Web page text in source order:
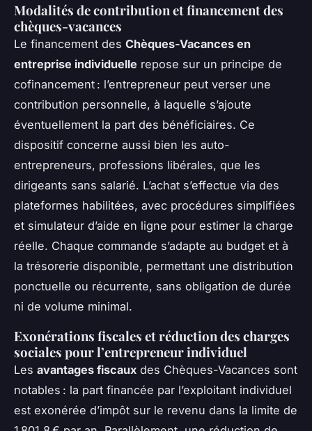
Modalités de contribution et financement des
chèques-vacances
Le financement des Chèques-Vacances en
entreprise individuelle repose sur un principe de
cofinancement : l’entrepreneur peut verser une
contribution personnelle, à laquelle s’ajoute
éventuellement la part des bénéficiaires. Ce
dispositif concerne aussi bien les auto-
entrepreneurs, professions libérales, que les
dirigeants sans salarié. L’achat s’effectue via des
plateformes habilitées, avec procédures simplifiées
et simulateur d’aide en ligne pour estimer la charge
réelle. Chaque commande s’adapte au budget et à
la trésorerie disponible, permettant une distribution
ponctuelle ou récurrente, sans obligation de durée
ni de volume minimal.
Exonérations fiscales et réduction des charges
sociales pour l’entrepreneur individuel
Les avantages fiscaux des Chèques-Vacances sont
notables : la part financée par l’exploitant individuel
est exonérée d’impôt sur le revenu dans la limite de